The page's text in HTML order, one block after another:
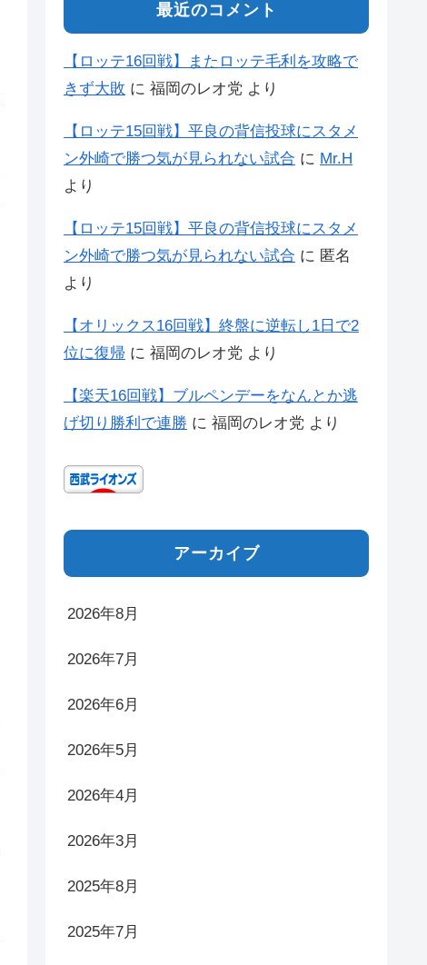
最近のコメント
【ロッテ16回戦】またロッテ毛利を攻略で
きず大敗 に 福岡のレオ党 より
【ロッテ15回戦】平良の背信投球にスタメ
ン外崎で勝つ気が見られない試合 に Mr.H
より
【ロッテ15回戦】平良の背信投球にスタメ
ン外崎で勝つ気が見られない試合 に 匿名
より
【オリックス16回戦】終盤に逆転し1日で2
位に復帰 に 福岡のレオ党 より
【楽天16回戦】ブルペンデーをなんとか逃
げ切り勝利で連勝 に 福岡のレオ党 より
アーカイブ
2026年8月
2026年7月
2026年6月
2026年5月
2026年4月
2026年3月
2025年8月
2025年7月